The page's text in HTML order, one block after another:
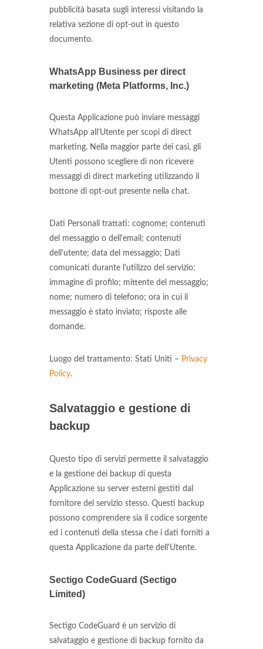
pubblicità basata sugli interessi visitando la
relativa sezione di opt-out in questo
documento.
WhatsApp Business per direct
marketing (Meta Platforms, Inc.)
Questa Applicazione può inviare messaggi
WhatsApp all’Utente per scopi di direct
marketing. Nella maggior parte dei casi, gli
Utenti possono scegliere di non ricevere
messaggi di direct marketing utilizzando il
bottone di opt-out presente nella chat.
Dati Personali trattati: cognome; contenuti
del messaggio o dell'email; contenuti
dell'utente; data del messaggio; Dati
comunicati durante l'utilizzo del servizio;
immagine di profilo; mittente del messaggio;
nome; numero di telefono; ora in cui il
messaggio è stato inviato; risposte alle
domande.
Luogo del trattamento: Stati Uniti – Privacy
Policy.
Salvataggio e gestione di
backup
Questo tipo di servizi permette il salvataggio
e la gestione dei backup di questa
Applicazione su server esterni gestiti dal
fornitore del servizio stesso. Questi backup
possono comprendere sia il codice sorgente
ed i contenuti della stessa che i dati forniti a
questa Applicazione da parte dell'Utente.
Sectigo CodeGuard (Sectigo
Limited)
Sectigo CodeGuard è un servizio di
salvataggio e gestione di backup fornito da